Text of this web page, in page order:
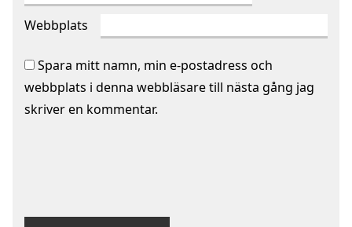
Webbplats
Spara mitt namn, min e-postadress och
webbplats i denna webbläsare till nästa gång jag
skriver en kommentar.